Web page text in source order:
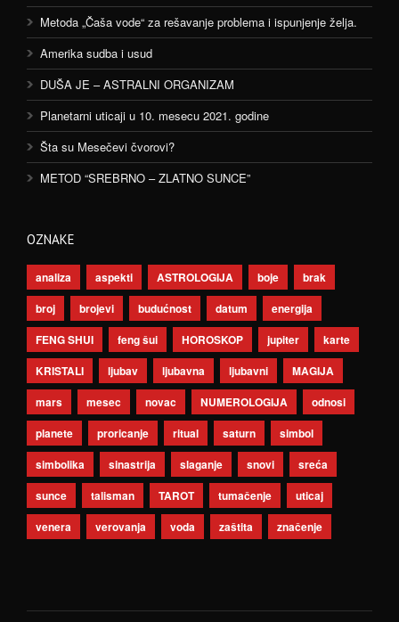
Metoda „Čaša vode“ za rešavanje problema i ispunjenje želja.
Amerika sudba i usud
DUŠA JE – ASTRALNI ORGANIZAM
Planetarni uticaji u 10. mesecu 2021. godine
Šta su Mesečevi čvorovi?
METOD “SREBRNO – ZLATNO SUNCE”
OZNAKE
analiza aspekti ASTROLOGIJA boje
brak
broj
brojevi budućnost datum
energija
FENG SHUI
feng šui HOROSKOP jupiter
karte
KRISTALI
ljubav ljubavna ljubavni
MAGIJA
mars
mesec novac NUMEROLOGIJA
odnosi
planete
proricanje ritual saturn
simbol
simbolika
sinastrija slaganje snovi
sreća
sunce
talisman TAROT tumačenje
uticaj
venera
verovanja voda zaštita značenje